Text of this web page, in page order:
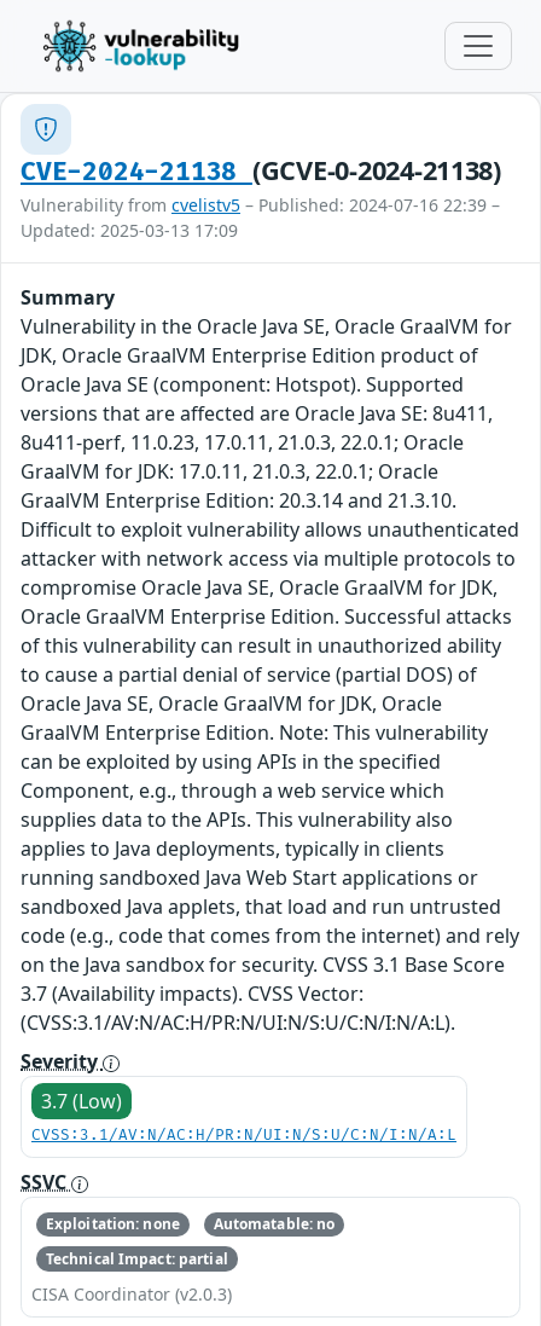
CVE-2024-21138 (GCVE-0-2024-21138)
Vulnerability from cvelistv5 – Published: 2024-07-16 22:39 –
Updated: 2025-03-13 17:09
Summary
Vulnerability in the Oracle Java SE, Oracle GraalVM for
JDK, Oracle GraalVM Enterprise Edition product of
Oracle Java SE (component: Hotspot). Supported
versions that are affected are Oracle Java SE: 8u411,
8u411-perf, 11.0.23, 17.0.11, 21.0.3, 22.0.1; Oracle
GraalVM for JDK: 17.0.11, 21.0.3, 22.0.1; Oracle
GraalVM Enterprise Edition: 20.3.14 and 21.3.10.
Difficult to exploit vulnerability allows unauthenticated
attacker with network access via multiple protocols to
compromise Oracle Java SE, Oracle GraalVM for JDK,
Oracle GraalVM Enterprise Edition. Successful attacks
of this vulnerability can result in unauthorized ability
to cause a partial denial of service (partial DOS) of
Oracle Java SE, Oracle GraalVM for JDK, Oracle
GraalVM Enterprise Edition. Note: This vulnerability
can be exploited by using APIs in the specified
Component, e.g., through a web service which
supplies data to the APIs. This vulnerability also
applies to Java deployments, typically in clients
running sandboxed Java Web Start applications or
sandboxed Java applets, that load and run untrusted
code (e.g., code that comes from the internet) and rely
on the Java sandbox for security. CVSS 3.1 Base Score
3.7 (Availability impacts). CVSS Vector:
(CVSS:3.1/AV:N/AC:H/PR:N/UI:N/S:U/C:N/I:N/A:L).
Severity
3.7 (Low)
CVSS:3.1/AV:N/AC:H/PR:N/UI:N/S:U/C:N/I:N/A:L
SSVC
Exploitation: none
Automatable: no
Technical Impact: partial
CISA Coordinator (v2.0.3)